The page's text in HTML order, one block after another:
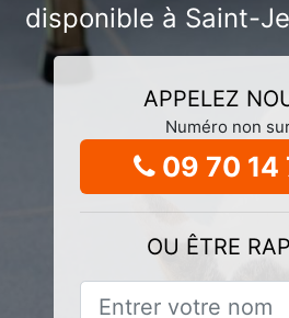
disponible à Saint-
APPELEZ
Numéro non
09 70 14
OU ÊTRE